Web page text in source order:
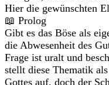
Hier die gewünschten
📖 Prolog
Gibt es das Böse als
die Abwesenheit des
Frage ist uralt und
stellt diese Thematik
Gottes auf, doch der